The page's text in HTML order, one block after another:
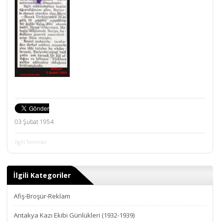
03 Şubat 1954
İlgili Terimler :
İlgili Kategoriler
Afiş-Broşür-Reklam
Antakya Kazı Ekibi Günlükleri (1932-1939)